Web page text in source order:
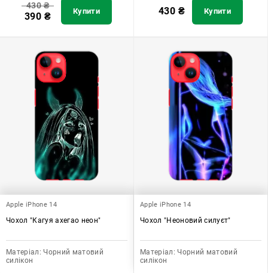
430₴
390 ₴ Купити 430 ₴ Купити
Apple iPhone 14
Чохол "Кагуя ахегао неон"
Матеріал: Чорний матовий
силікон
Apple iPhone 14
Чохол "Неоновий силуєт"
Матеріал: Чорний матовий
силікон